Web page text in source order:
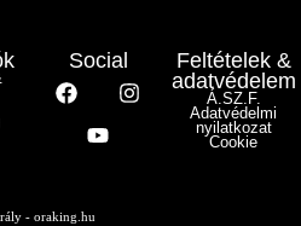
Social
Feltételek &
adatvédelem
Á.SZ.F.
Adatvédelmi
nyilatkozat
Cookie
- oraking.hu